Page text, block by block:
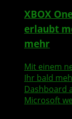
XBOX
erlaubt
mehr
Mit einem
Ihr bald
Dashboard
Microsoft